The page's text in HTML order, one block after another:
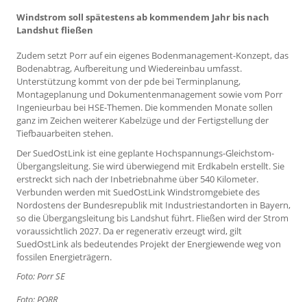
Windstrom soll spätestens ab kommendem Jahr bis nach
Landshut fließen
Zudem setzt Porr auf ein eigenes Bodenmanagement-Konzept, das
Bodenabtrag, Aufbereitung und Wiedereinbau umfasst.
Unterstützung kommt von der pde bei Terminplanung,
Montageplanung und Dokumentenmanagement sowie vom Porr
Ingenieurbau bei HSE-Themen. Die kommenden Monate sollen
ganz im Zeichen weiterer Kabelzüge und der Fertigstellung der
Tiefbauarbeiten stehen.
Der SuedOstLink ist eine geplante Hochspannungs-Gleichstom-
Übergangsleitung. Sie wird überwiegend mit Erdkabeln erstellt. Sie
erstreckt sich nach der Inbetriebnahme über 540 Kilometer.
Verbunden werden mit SuedOstLink Windstromgebiete des
Nordostens der Bundesrepublik mit Industriestandorten in Bayern,
so die Übergangsleitung bis Landshut führt. Fließen wird der Strom
voraussichtlich 2027. Da er regenerativ erzeugt wird, gilt
SuedOstLink als bedeutendes Projekt der Energiewende weg von
fossilen Energieträgern.
Foto: Porr SE
Foto: PORR